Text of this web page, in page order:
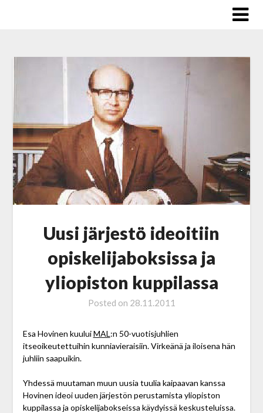
Uusi järjestö ideoitiin
opiskelijaboksissa ja
yliopiston kuppilassa
Posted on 28.11.2011
Esa Hovinen kuuluiMAL:n 50-vuotisjuhlien
itseoikeutettuihin kunniavieraisiin. Virkeänä ja iloisena hän
juhliin saapuikin.
Yhdessä muutaman muun uusia tuulia kaipaavan kanssa
Hovinen ideoi uuden järjestön perustamista yliopiston
kuppilassa ja opiskelijabokseissa käydyissä keskusteluissa.